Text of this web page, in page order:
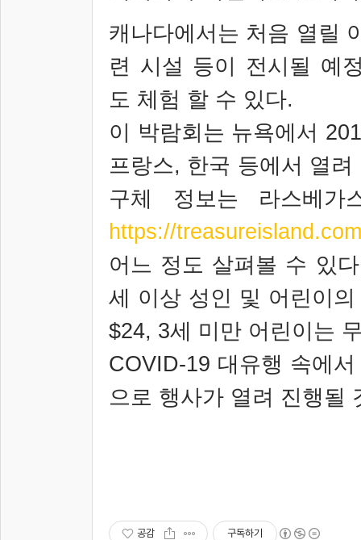
캐나다에서는 처음 열릴
련 시설 등이 전시될 예
도 체험 할 수 있다.
이 박람회는 뉴욕에서
프랑스, 한국 등에서 열
구체 정보는 라스베가
https://
어느 정도 살펴볼 수 있다
세 이상 성인 및 어린이의
$24, 3세 미만 어린이는
COVID-19 대유행 속에
으로 행사가 열려 진행될
공감 구독하기